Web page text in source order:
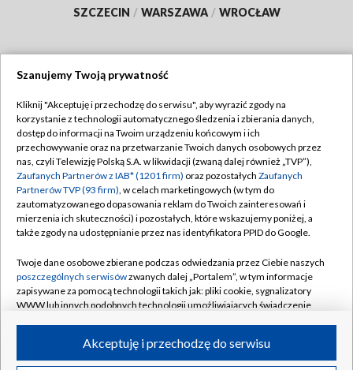
SZCZECIN / WARSZAWA / WROCŁAW
TVP
Abonament TVP
Emisja w TVP
Centrum informacji TVP
Naziemna Telewizja Cyfrowa
Rada Programowa
System NOS
Informacje o nadawcy
Program dla prasy
Regulamin TVP
Polityka prywatności
Moje zgody
Pomoc
Kontakt
Kanały
©2026 Telewizja Polska S.A. w likwidacji
Szanujemy Twoją prywatność
Kliknij "Akceptuję i przechodzę do serwisu", aby wyrazić zgody na
korzystanie z technologii automatycznego śledzenia i zbierania danych,
dostęp do informacji na Twoim urządzeniu końcowym i ich
przechowywanie oraz na przetwarzanie Twoich danych osobowych przez
nas, czyli Telewizję Polską S.A. w likwidacji (zwaną dalej również „TVP”),
Zaufanych Partnerów z IAB* (1201 firm) oraz pozostałych Zaufanych
Partnerów TVP (93 firm), w celach marketingowych (w tym do
zautomatyzowanego dopasowania reklam do Twoich zainteresowań i
mierzenia ich skuteczności) i pozostałych, które wskazujemy poniżej, a
także zgody na udostępnianie przez nas identyfikatora PPID do Google.
Twoje dane osobowe zbierane podczas odwiedzania przez Ciebie naszych
poszczególnych serwisówzwanych dalej „Portalem”, w tym informacje
zapisywane za pomocą technologii takich jak: pliki cookie, sygnalizatory
WWW lub innych podobnych technologii umożliwiających świadczenie
ruchu w Internecie.Akceptuję i przechodzę do serwisu